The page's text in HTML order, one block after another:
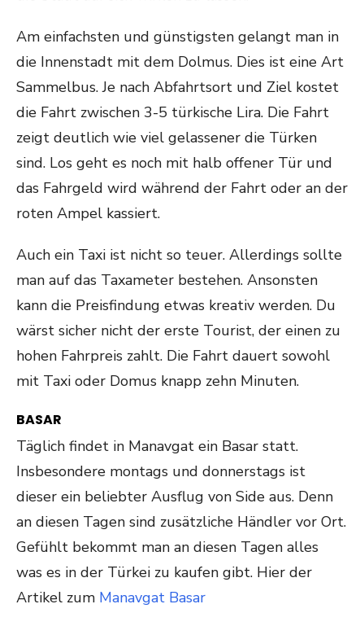
Am einfachsten und günstigsten gelangt man in
die Innenstadt mit dem Dolmus. Dies ist eine Art
Sammelbus. Je nach Abfahrtsort und Ziel kostet
die Fahrt zwischen 3-5 türkische Lira. Die Fahrt
zeigt deutlich wie viel gelassener die Türken
sind. Los geht es noch mit halb offener Tür und
das Fahrgeld wird während der Fahrt oder an der
roten Ampel kassiert.
Auch ein Taxi ist nicht so teuer. Allerdings sollte
man auf das Taxameter bestehen. Ansonsten
kann die Preisfindung etwas kreativ werden. Du
wärst sicher nicht der erste Tourist, der einen zu
hohen Fahrpreis zahlt. Die Fahrt dauert sowohl
mit Taxi oder Domus knapp zehn Minuten.
BASAR
Täglich findet in Manavgat ein Basar statt.
Insbesondere montags und donnerstags ist
dieser ein beliebter Ausflug von Side aus. Denn
an diesen Tagen sind zusätzliche Händler vor Ort.
Gefühlt bekommt man an diesen Tagen alles
was es in der Türkei zu kaufen gibt. Hier der
Artikel zum Manavgat Basar